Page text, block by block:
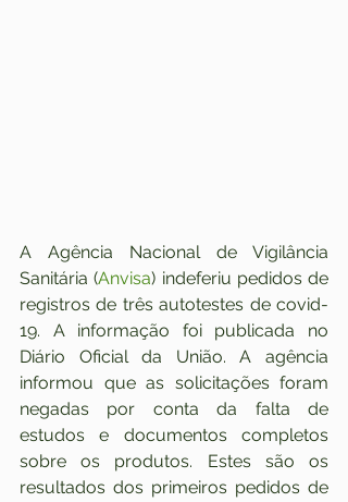
A Agência Nacional de Vigilância
Sanitária (Anvisa) indeferiu pedidos de
registros de três autotestes de covid-
19. A informação foi publicada no
Diário Oficial da União. A agência
informou que as solicitações foram
negadas por conta da falta de
estudos e documentos completos
sobre os produtos. Estes são os
resultados dos primeiros pedidos de